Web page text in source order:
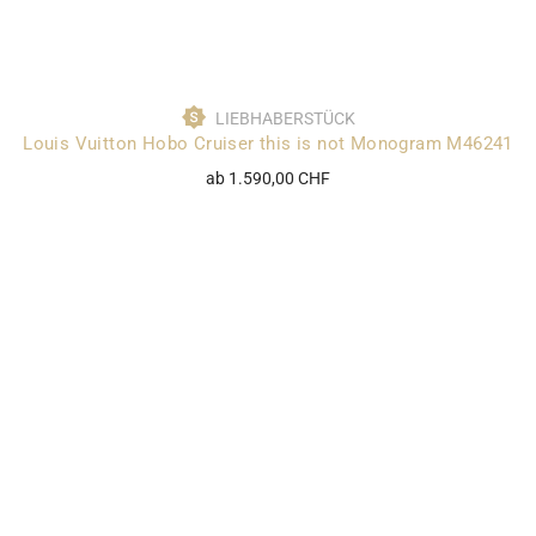
LIEBHABERSTÜCK
Louis Vuitton Hobo Cruiser this is not Monogram M46241
ab 1.590,00 CHF